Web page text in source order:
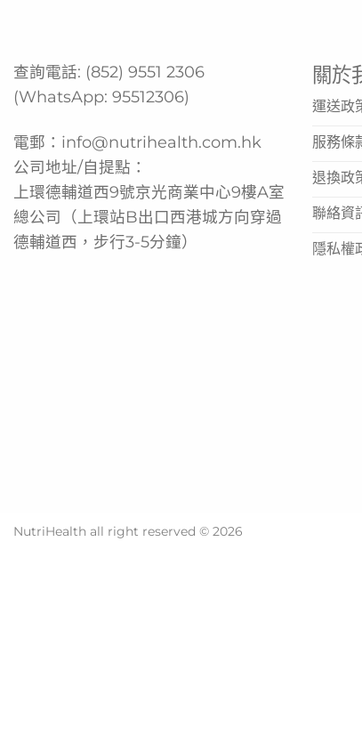
查詢電話: (852) 9551 2306
(WhatsApp: 95512306)
電郵： info@nutrihealth.com.hk
公司地址/自提點：
上環德輔道西9號京光商業中心9樓A室
總公司（上環站B出口西港城方向穿過
德輔道西，步行3-5分鐘）
關於
運送政
服務條
退換政
聯絡資
隱私權
NutriHealth all right reserved © 2026